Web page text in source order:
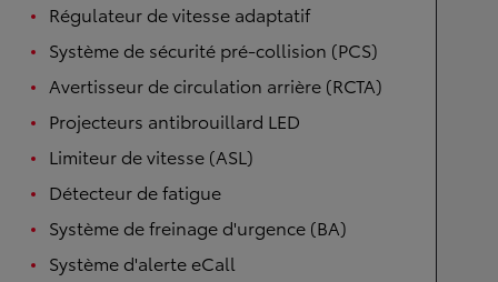
Régulateur de vitesse adaptatif
Système de sécurité pré-collision (PCS)
Avertisseur de circulation arrière (RCTA)
Projecteurs antibrouillard LED
Limiteur de vitesse (ASL)
Détecteur de fatigue
Système de freinage d'urgence (BA)
Système d'alerte eCall